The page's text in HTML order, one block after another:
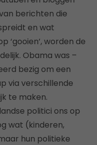
berichten die
en wat
‘gooien’, worden de
Obama was –
bezig om een
via verschillende
te maken.
politici ons op
wat (kinderen,
hun politieke